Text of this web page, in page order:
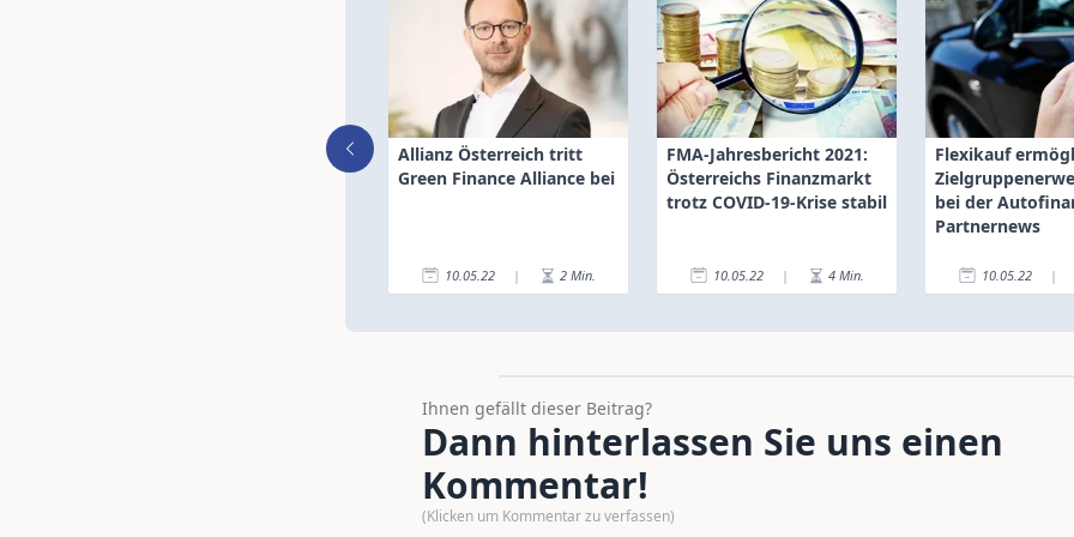
Allianz Österreich tritt
Green Finance Alliance bei
10.05.22 | 2 Min.
FMA-Jahresbericht 2021:
Österreichs Finanzmarkt
trotz COVID-19-Krise stabil
10.05.22 | 4 Min.
Flexikauf
bei der
Partnernews
10.05.22 |
Ihnen gefällt dieser Beitrag?
Dann hinterlassen Sie uns einen
Kommentar!
(Klicken um Kommentar zu verfassen)